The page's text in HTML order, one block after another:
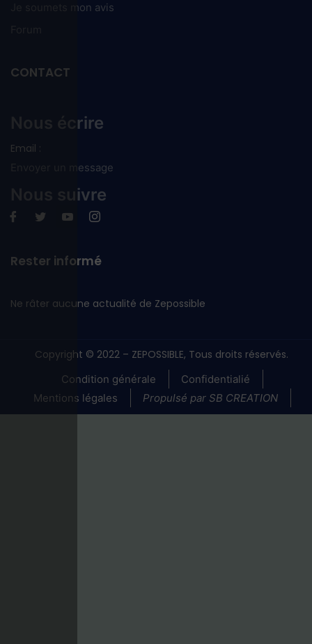
Je soumets mon avis
CONTACT
Nous écrire
Email :
Envoyer un message
Nous suivre
Rester informé
Ne râter aucune actualité de Zepossible
Copyright © 2022 – ZEPOSSIBLE, Tous droits réservés.
Condition générale
Confidentialié
Mentions légales
Propulsé par SB CREATION